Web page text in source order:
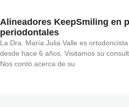
Alineadores KeepSmiling en
periodontales
La Dra. María Julia Valle es
desde hace 6 años. Visitamos su
Nos contó acerca de su